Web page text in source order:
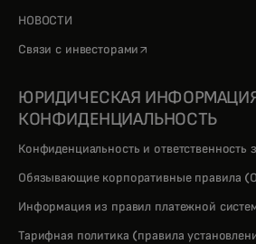
НОВОСТИ
Связи с инвесторами opens in a new tab
ЮРИДИЧЕСКАЯ
КОНФИДЕНЦИАЛЬНОСТЬ
Конфиденциальность и ответственность
Обязывающие корпоративные правила
Информация из правил платежной
Тарифная политика (правила